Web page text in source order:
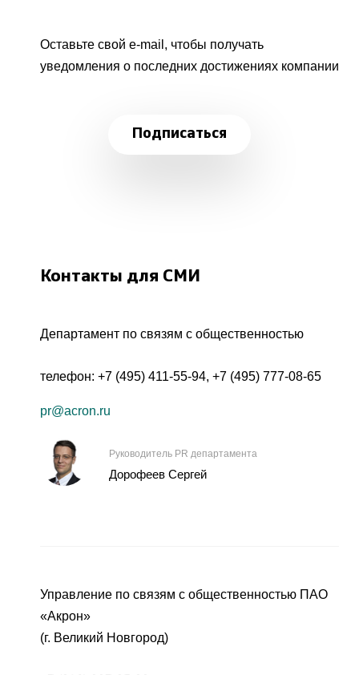
Оставьте свой e-mail, чтобы получать
уведомления о последних достижениях компании
Подписаться
Контакты для СМИ
Департамент по связям с общественностью
телефон: +7 (495) 411-55-94, +7 (495) 777-08-65
pr@acron.ru
Руководитель PR департамента
Дорофеев Сергей
Управление по связям с общественностью ПАО
«Акрон»
(г. Великий Новгород)